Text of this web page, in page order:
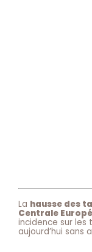
La hausse des
Centrale
incidence sur les
aujourd’hui sans